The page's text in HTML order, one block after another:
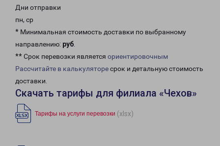
Дни отправки
пн, ср
* Минимальная стоимость доставки по выбранному
направлению: руб.
** Срок перевозки является ориентировочным
Рассчитайте в калькуляторесрок и детальную стоимость
доставки.
Скачать тарифы для филиала «Чехов»
Тарифы на услуги перевозки (xlsx)